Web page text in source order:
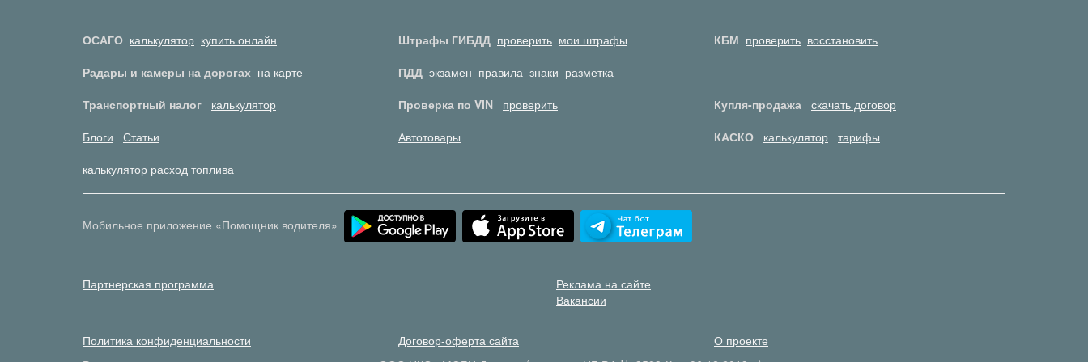
ОСАГО калькулятор купить онлайн Штрафы ГИБДД проверить мои штрафы КБМ проверить восстановить
Радары и камеры на дорогах на карте ПДД экзамен правила знаки разметка
Транспортный налог
калькулятор Проверка по VIN проверить Купля-продажа скачать договор
Блоги
Статьи Автотовары КАСКО калькулятор тарифы
калькулятор расход топлива
Мобильное приложение «Помощник водителя»
Партнерская программа
Реклама на сайте
Вакансии
Политика конфиденциальности Договор-оферта сайта
О проекте